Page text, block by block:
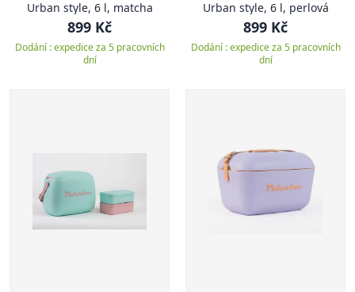
Urban style, 6 l, matcha
899 Kč
Dodání : expedice za 5 pracovních
dní
Urban style, 6 l, perlová
899 Kč
Dodání : expedice za 5 pracovních
dní